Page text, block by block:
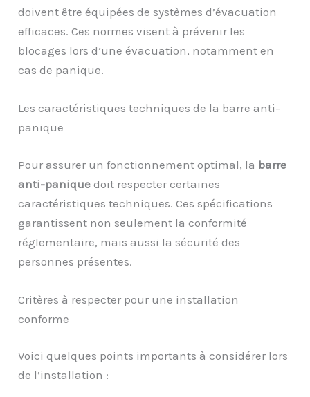
doivent être équipées de systèmes d’évacuation
efficaces. Ces normes visent à prévenir les
blocages lors d’une évacuation, notamment en
cas de panique.
Les caractéristiques techniques de la barre anti-
panique
Pour assurer un fonctionnement optimal, la barre
anti-panique doit respecter certaines
caractéristiques techniques. Ces spécifications
garantissent non seulement la conformité
réglementaire, mais aussi la sécurité des
personnes présentes.
Critères à respecter pour une installation
conforme
Voici quelques points importants à considérer lors
de l’installation :